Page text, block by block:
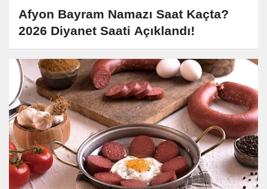
Afyon Bayram Namazı Saat Kaçta?
2026 Diyanet Saati Açıklandı!